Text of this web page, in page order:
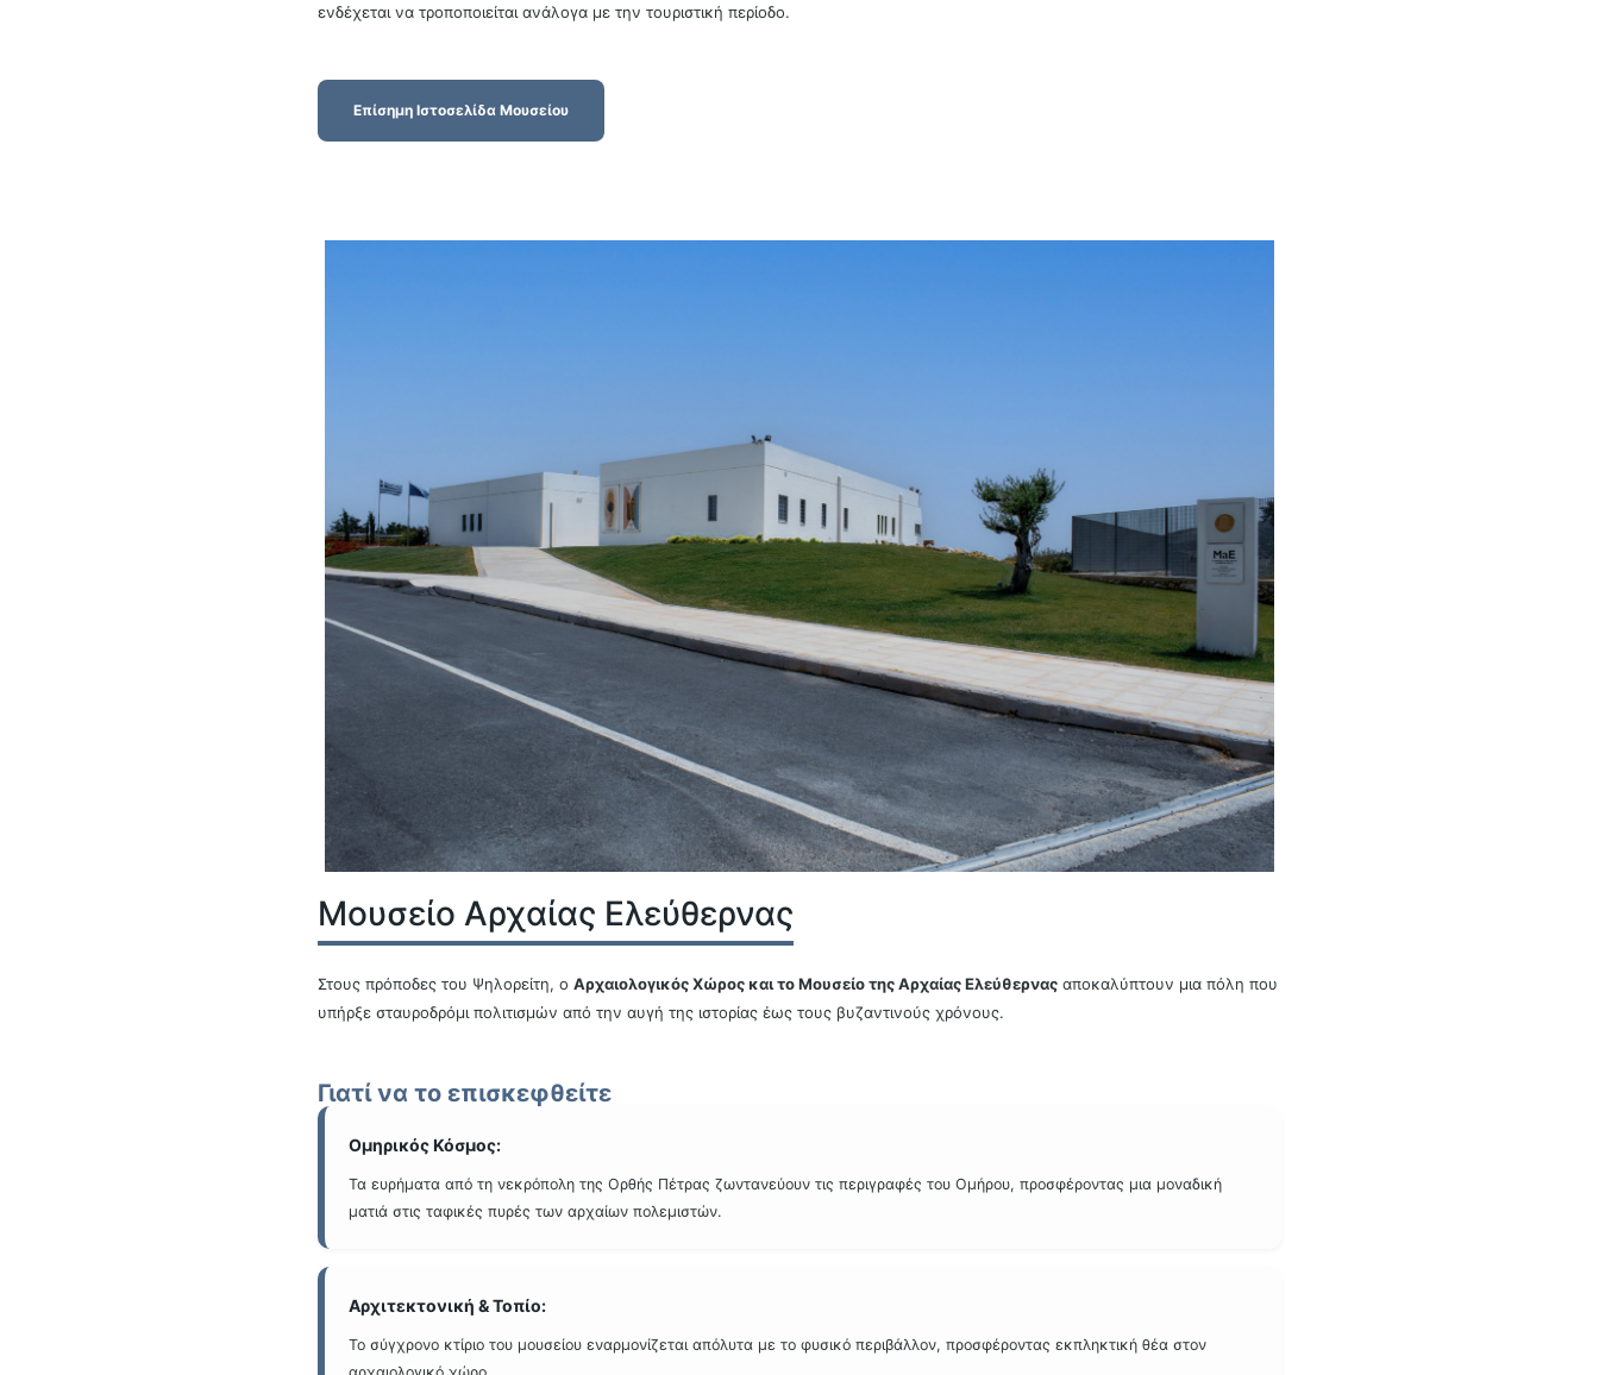
ενδέχεται να τροποποιείται ανάλογα με την τουριστική περίοδο.
Επίσημη Ιστοσελίδα Μουσείου
Μουσείο Αρχαίας Ελεύθερνας
Στους πρόποδες του Ψηλορείτη, ο Αρχαιολογικός Χώρος και το Μουσείο της Αρχαίας Ελεύθερνας αποκαλύπτουν μια πόλη που
υπήρξε σταυροδρόμι πολιτισμών από την αυγή της ιστορίας έως τους βυζαντινούς χρόνους.
Γιατί να το επισκεφθείτε
Ομηρικός Κόσμος:
Τα ευρήματα από τη νεκρόπολη της Ορθής Πέτρας ζωντανεύουν τις περιγραφές του Ομήρου, προσφέροντας μια μοναδική
ματιά στις ταφικές πυρές των αρχαίων πολεμιστών.
Αρχιτεκτονική & Τοπίο:
Το σύγχρονο κτίριο του μουσείου εναρμονίζεται απόλυτα με το φυσικό περιβάλλον, προσφέροντας εκπληκτική θέα στον